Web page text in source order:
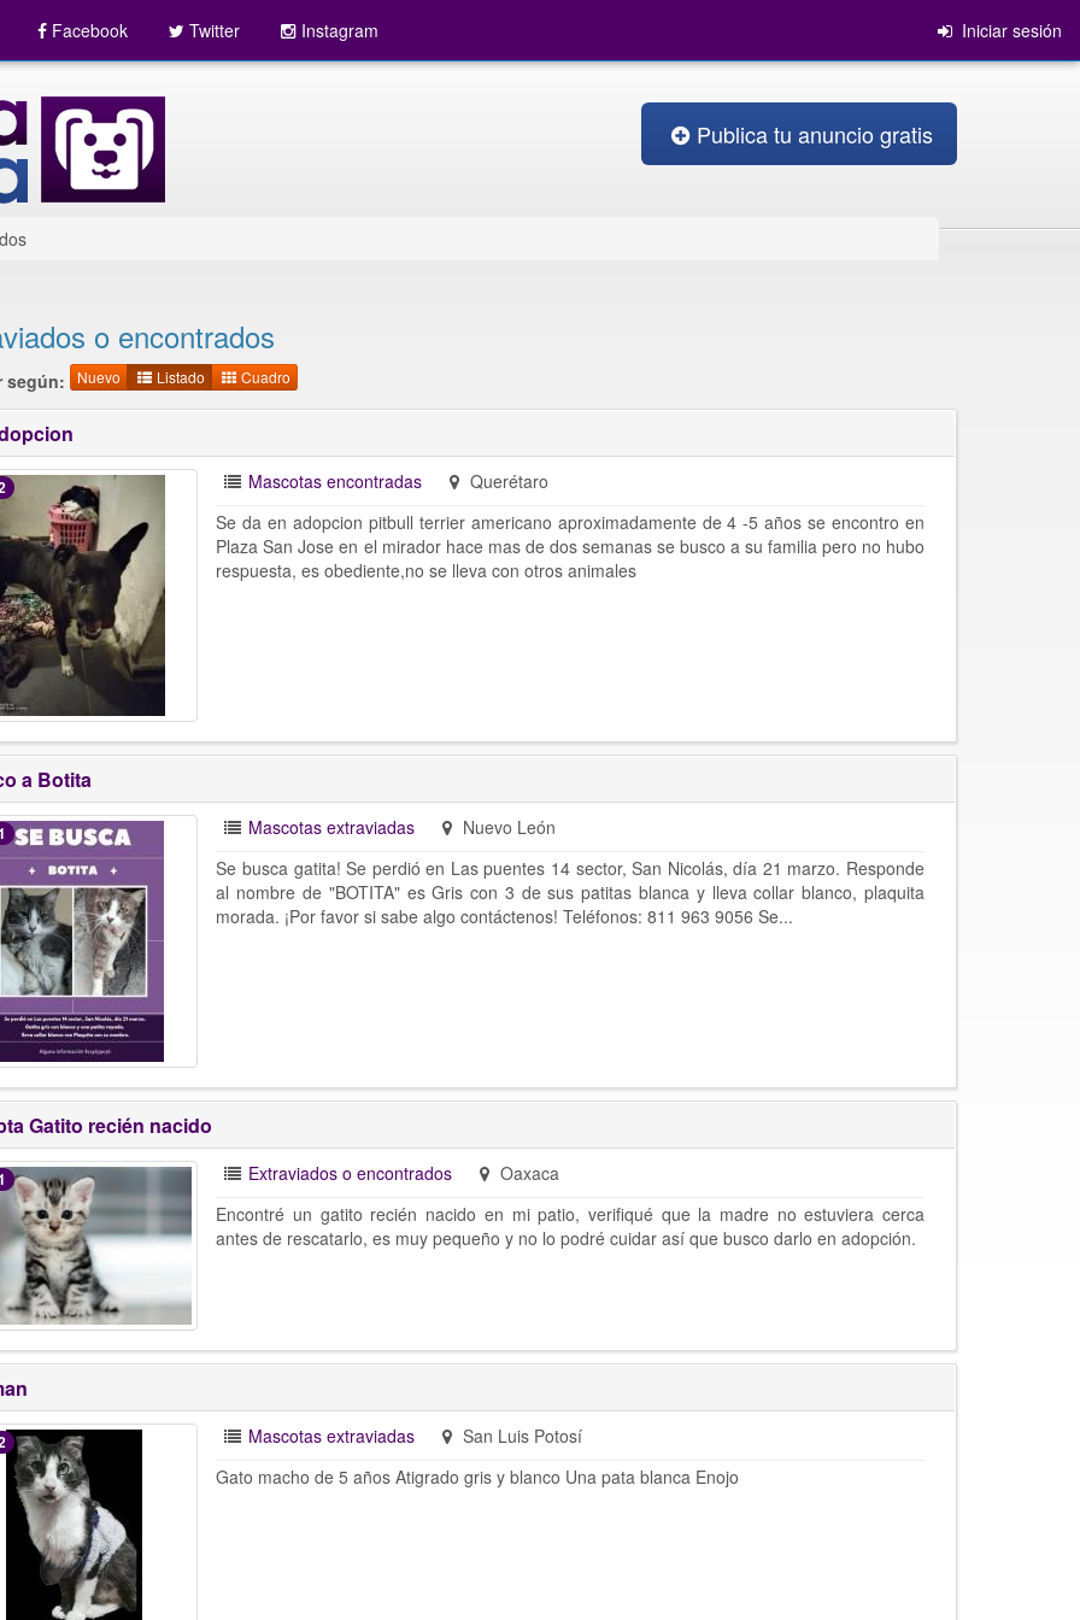
Facebook Twitter Instagram Iniciar sesión
Publica tu anuncio gratis
o encontrados
según: Nuevo Listado Cuadro
Mascotas encontradas
Querétaro
Se da en adopcion pitbull terrier americano aproximadamente de 4 -5 años se encontro en
Plaza San Jose en el mirador hace mas de dos semanas se busco a su familia pero no hubo
respuesta, es obediente,no se lleva con otros animales
a Botita
Mascotas extraviadas
Nuevo León
Se busca gatita! Se perdió en Las puentes 14 sector, San Nicolás, día 21 marzo. Responde
al nombre de "BOTITA" es Gris con 3 de sus patitas blanca y lleva collar blanco, plaquita
morada. ¡Por favor si sabe algo contáctenos! Teléfonos: 811 963 9056 Se...
Gatito recién nacido
Extraviados o encontrados
Oaxaca
Encontré un gatito recién nacido en mi patio, verifiqué que la madre no estuviera cerca
antes de rescatarlo, es muy pequeño y no lo podré cuidar así que busco darlo en adopción.
Mascotas extraviadas
San Luis Potosí
Gato macho de 5 años Atigrado gris y blanco Una pata blanca Enojo